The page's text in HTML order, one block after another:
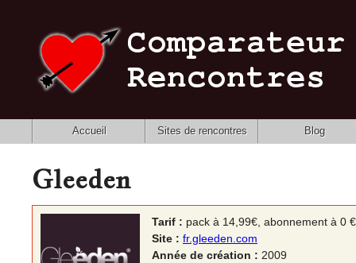
Accueil Sites de rencontres Blog
Gleeden
Tarif : pack à 14,99€, abonnement à 0
Site : fr.gleeden.com
Année de création : 2009